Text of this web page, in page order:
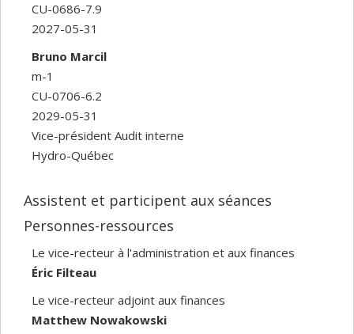
CU-0686-7.9
2027-05-31
Bruno Marcil
m-1
CU-0706-6.2
2029-05-31
Vice-président Audit interne
Hydro-Québec
Assistent et participent aux séances
Personnes-ressources
Le vice-recteur à l'administration et aux finances
Éric Filteau
Le vice-recteur adjoint aux finances
Matthew Nowakowski